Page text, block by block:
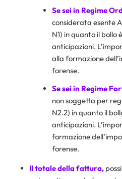
Se sei in Regime
considerata esente
N1) in quanto il bollo
anticipazioni.
alla formazione
forense.
Se sei in Regime
non soggetta per
N2.2) in quanto il
anticipazioni.
formazione
forense.
Il totale della fattura,